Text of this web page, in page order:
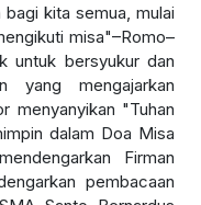
kita semua, mulai
misa"–Romo–
untuk bersyukur dan
yang mengajarkan
menyanyikan "Tuhan
dalam Doa Misa
Firman
pembacaan